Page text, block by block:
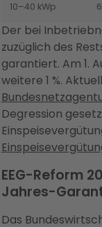
10–40 kWp
Der bei
zuzüglich des
garantiert. Am 1.
weitere 1 %.
Degression
EEG-Reform
Jahres-
Das